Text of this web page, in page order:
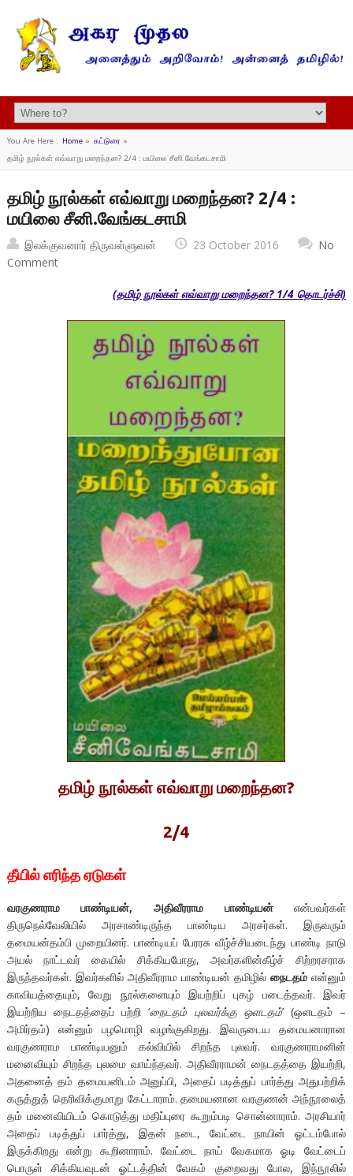
You Are Here : Home» கட்டுரை »
தமிழ் நூல்கள் எவ்வாறு மறைந்தன? 2/4 : மயிலை சீனி.வேங்கடசாமி
தமிழ் நூல்கள் எவ்வாறு மறைந்தன? 2/4 :
மயிலை சீனி.வேங்கடசாமி
இலக்குவனார் திருவள்ளுவன் 23 October 2016
No
Comment
(தமிழ் நூல்கள் எவ்வாறு மறைந்தன? 1/4 தொடர்ச்சி)
தமிழ் நூல்கள் எவ்வாறு மறைந்தன?
2/4
தீயில் எரிந்த ஏடுகள்
வரகுணராம பாண்டியன், அதிவீரராம பாண்டியன்என்பவர்கள்
திருநெல்வேலியில் அரசாண்டிருந்த பாண்டிய அரசர்கள். இருவரும்
தமையன்தம்பி முறையினர். பாண்டியப் பேரரசு வீழ்ச்சியடைந்து பாண்டி நாடு
அயல் நாட்டவர் கையில் சிக்கியபோது, அவர்களின்கீழ்ச் சிற்றரசராக
இருந்தவர்கள். இவர்களில் அதிவீரராம பாண்டியன் தமிழில்நைடதம் என்னும்
காவியத்தையும், வேறு நூல்களையும் இயற்றிப் புகழ் படைத்தவர். இவர்
இயற்றிய நைடதத்தைப் பற்றி ‘நைடதம் புலவர்க்கு ஒளடதம்’ (ஒளடதம் –
அமிர்தம்) என்னும் பழமொழி வழங்குகிறது. இவருடைய தமையனாரான
வரகுணராம பாண்டியனும் கல்வியில் சிறந்த புலவர். வரகுணராமனின்
மனைவியும் சிறந்த புலமை வாய்ந்தவர். அதிவீரராமன் நைடதத்தை இயற்றி,
அதனைத் தம் தமையனிடம் அனுப்பி, அதைப் படித்துப் பார்த்து அதுபற்றிக்
கருத்துத் தெரிவிக்குமாறு கேட்டாராம். தமையனான வரகுணன் அந்நூலைத்
தம் மனைவியிடம் கொடுத்து மதிப்புரை கூறும்படி சொன்னாராம். அரசியார்
அதைப் படித்துப் பார்த்து, இதன் நடை, வேட்டை நாயின் ஓட்டம்போல்
இருக்கிறது என்று கூறினாராம். வேட்டை நாய் வேகமாக ஓடி வேட்டைப்
பொருள் சிக்கியவுடன் ஓட்டத்தின் வேகம் குறைவது போல, இந்நூலில்